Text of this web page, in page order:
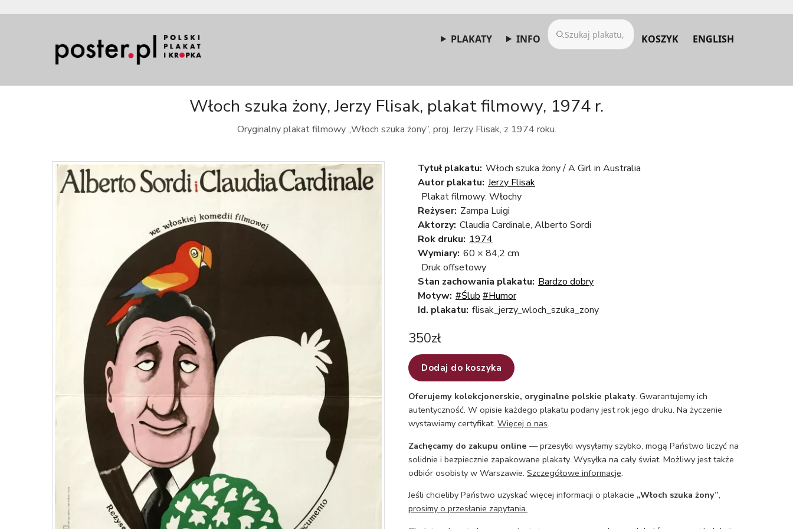
PLAKATY INFO KOSZYK ENGLISH
Włoch szuka żony, Jerzy Flisak, plakat filmowy, 1974 r.
Oryginalny plakat filmowy „Włoch szuka żony”, proj. Jerzy Flisak, z 1974 roku.
Tytuł plakatu: Włoch szuka żony / A Girl in Australia
Autor plakatu: Jerzy Flisak
Plakat filmowy: Włochy
Reżyser: Zampa Luigi
Aktorzy: Claudia Cardinale, Alberto Sordi
Rok druku: 1974
Wymiary: 60 × 84,2 cm
Druk offsetowy
Stan zachowania plakatu: Bardzo dobry
Motyw: #Ślub #Humor
Id. plakatu: flisak_jerzy_wloch_szuka_zony
350zł
Dodaj do koszyka
Oferujemy kolekcjonerskie, oryginalne polskie plakaty. Gwarantujemy ich
autentyczność. W opisie każdego plakatu podany jest rok jego druku. Na życzenie
wystawiamy certyfikat. Więcej o nas.
Zachęcamy do zakupu online — przesyłki wysyłamy szybko, mogą Państwo liczyć na
solidnie i bezpiecznie zapakowane plakaty. Wysyłka na cały świat. Możliwy jest także
odbiór osobisty w Warszawie. Szczegółowe informacje.
Jeśli chcieliby Państwo uzyskać więcej informacji o plakacie „Włoch szuka żony”,
prosimy o przesłanie zapytania.